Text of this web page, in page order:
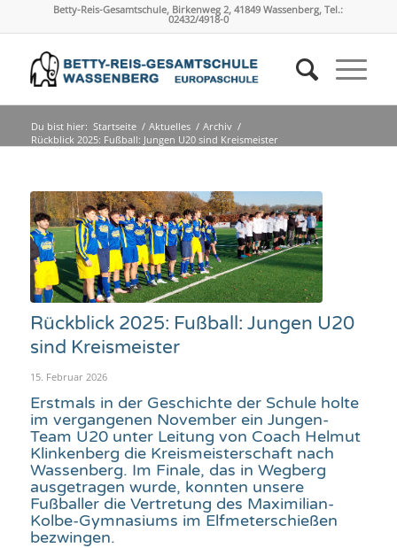
Betty-Reis-Gesamtschule, Birkenweg 2, 41849 Wassenberg, Tel.:
02432/4918-0
Du bist hier: Startseite / Aktuelles / Archiv /
Rückblick 2025: Fußball: Jungen U20 sind Kreismeister
Rückblick 2025: Fußball: Jungen U20
sind Kreismeister
15. Februar 2026
Erstmals in der Geschichte der Schule holte
im vergangenen November ein Jungen-
Team U20 unter Leitung von Coach Helmut
Klinkenberg die Kreismeisterschaft nach
Wassenberg. Im Finale, das in Wegberg
ausgetragen wurde, konnten unsere
Fußballer die Vertretung des Maximilian-
Kolbe-Gymnasiums im Elfmeterschießen
bezwingen.